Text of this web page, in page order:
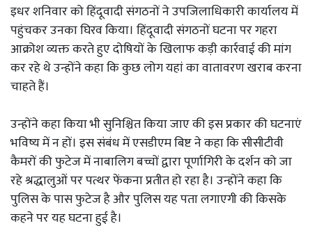
इधर शनिवार को हिंदूवादी संगठनों ने उपजिलाधिकारी कार्यालय में
पहुंचकर उनका घिरव किया। हिंदूवादी संगठनों घटना पर गहरा
आक्रोश व्यक्त करते हुए दोषियों के खिलाफ कड़ी कार्रवाई की मांग
कर रहे थे उन्होंने कहा कि कुछ लोग यहां का वातावरण खराब करना
चाहते हैं।
उन्होंने कहा किया भी सुनिश्चित किया जाए की इस प्रकार की घटनाएं
भविष्य में न हों। इस संबंध में एसडीएम बिष्ट ने कहा कि सीसीटीवी
कैमरों की फुटेज में नाबालिग बच्चों द्वारा पूर्णागिरी के दर्शन को जा
रहे श्रद्धालुओं पर पत्थर फेंकना प्रतीत हो रहा है। उन्होंने कहा कि
पुलिस के पास फुटेज है और पुलिस यह पता लगाएगी की किसके
कहने पर यह घटना हुई है।